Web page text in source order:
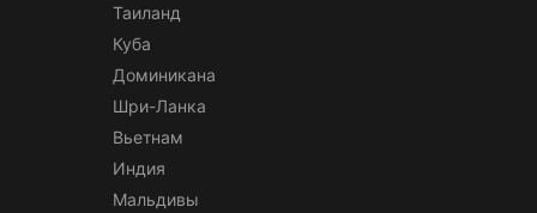
Таиланд
Куба
Доминикана
Шри-Ланка
Вьетнам
Индия
Мальдивы